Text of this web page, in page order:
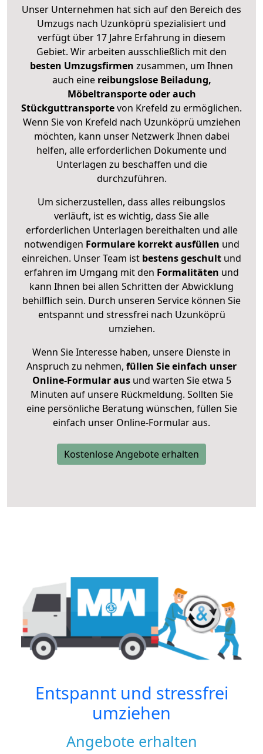
Unser Unternehmen hat sich auf den Bereich des
Umzugs nach Uzunköprü spezialisiert und
verfügt über 17 Jahre Erfahrung in diesem
Gebiet. Wir arbeiten ausschließlich mit den
besten Umzugsfirmen zusammen, um Ihnen
auch eine reibungslose Beiladung,
Möbeltransporte oder auch
Stückguttransportevon Krefeld zu ermöglichen.
Wenn Sie von Krefeld nach Uzunköprü umziehen
möchten, kann unser Netzwerk Ihnen dabei
helfen, alle erforderlichen Dokumente und
Unterlagen zu beschaffen und die
durchzuführen.
Um sicherzustellen, dass alles reibungslos
verläuft, ist es wichtig, dass Sie alle
erforderlichen Unterlagen bereithalten und alle
notwendigen Formulare korrekt ausfüllen und
einreichen. Unser Team ist bestens geschult und
erfahren im Umgang mit den Formalitäten und
kann Ihnen bei allen Schritten der Abwicklung
behilflich sein. Durch unseren Service können Sie
entspannt und stressfrei nach Uzunköprü
umziehen.
Wenn Sie Interesse haben, unsere Dienste in
Anspruch zu nehmen, füllen Sie einfach unser
Online-Formular ausund warten Sie etwa 5
Minuten auf unsere Rückmeldung. Sollten Sie
eine persönliche Beratung wünschen, füllen Sie
einfach unser Online-Formular aus.
Kostenlose Angebote erhalten
Entspannt und stressfrei
umziehen
Angebote erhalten